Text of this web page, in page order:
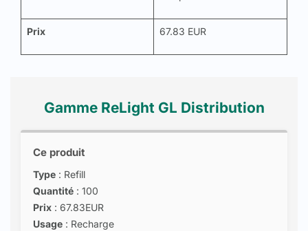
Prix 67.83 EUR
Gamme ReLight GL Distribution
Ce produit
Type : Refill
Quantité : 100
Prix : 67.83EUR
Usage : Recharge